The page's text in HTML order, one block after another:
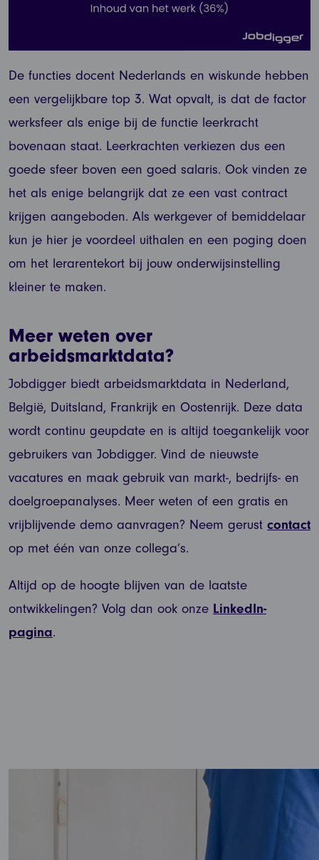
De functies docent Nederlands en wiskunde hebben
een vergelijkbare top 3. Wat opvalt, is dat de factor
werksfeer als enige bij de functie leerkracht
bovenaan staat. Leerkrachten verkiezen dus een
goede sfeer boven een goed salaris. Ook vinden ze
het als enige belangrijk dat ze een vast contract
krijgen aangeboden. Als werkgever of bemiddelaar
kun je hier je voordeel uithalen en een poging doen
om het lerarentekort bij jouw onderwijsinstelling
kleiner te maken.
Meer weten over
arbeidsmarktdata?
Jobdigger biedt arbeidsmarktdata in Nederland,
België, Duitsland, Frankrijk en Oostenrijk. Deze data
wordt continu geupdate en is altijd toegankelijk voor
gebruikers van Jobdigger. Vind de nieuwste
vacatures en maak gebruik van markt-, bedrijfs- en
doelgroepanalyses. Meer weten of een gratis en
vrijblijvende demo aanvragen? Neem gerust contact
op met één van onze collega’s.
Altijd op de hoogte blijven van de laatste
ontwikkelingen? Volg dan ook onze LinkedIn-
pagina.